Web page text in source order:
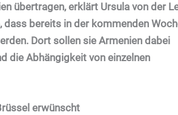
übertragen, erklärt Ursula von der
bereits in der kommenden
Dort sollen sie Armenien dabei
die Abhängigkeit von einzelnen
erwünscht